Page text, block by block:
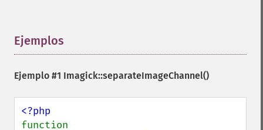
Ejemplos
Ejemplo #1 Imagick::separateImageChannel()
getImageArtifact
getImageBluePrimary
getImageChannelDepth
getImageChannelDistortion